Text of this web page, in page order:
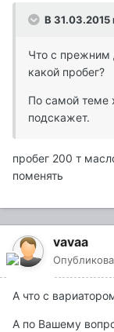
В 31.03.2015
Что с прежним
какой пробег?
По самой теме
подскажет.
пробег 200 т
поменять
vavaa
А что с
А по Вашему